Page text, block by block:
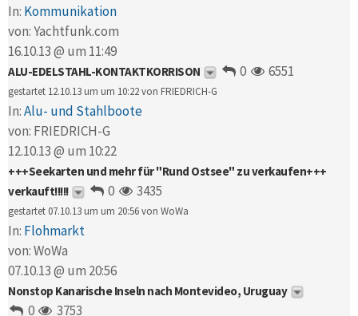
In: Kommunikation
von:Yachtfunk.com
16.10.13 @ um 11:49
ALU-EDELSTAHL-KONTAKTKORRISON 0 6551
gestartet 12.10.13 um um 10:22 von FRIEDRICH-G
In:Alu- und Stahlboote
von: FRIEDRICH-G
12.10.13 @ um 10:22
+++Seekarten und mehr für "Rund Ostsee" zu verkaufen+++
verkauft!!!!!
0 3435
gestartet 07.10.13 um um 20:56 von WoWa
In: Flohmarkt
von:WoWa
07.10.13 @ um 20:56
Nonstop Kanarische Inseln nach Montevideo, Uruguay
0 3753